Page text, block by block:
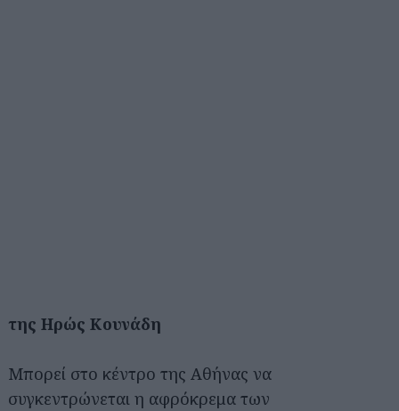
της Ηρώς Κουνάδη
Μπορεί στο κέντρο της Αθήνας να
συγκεντρώνεται η αφρόκρεμα των